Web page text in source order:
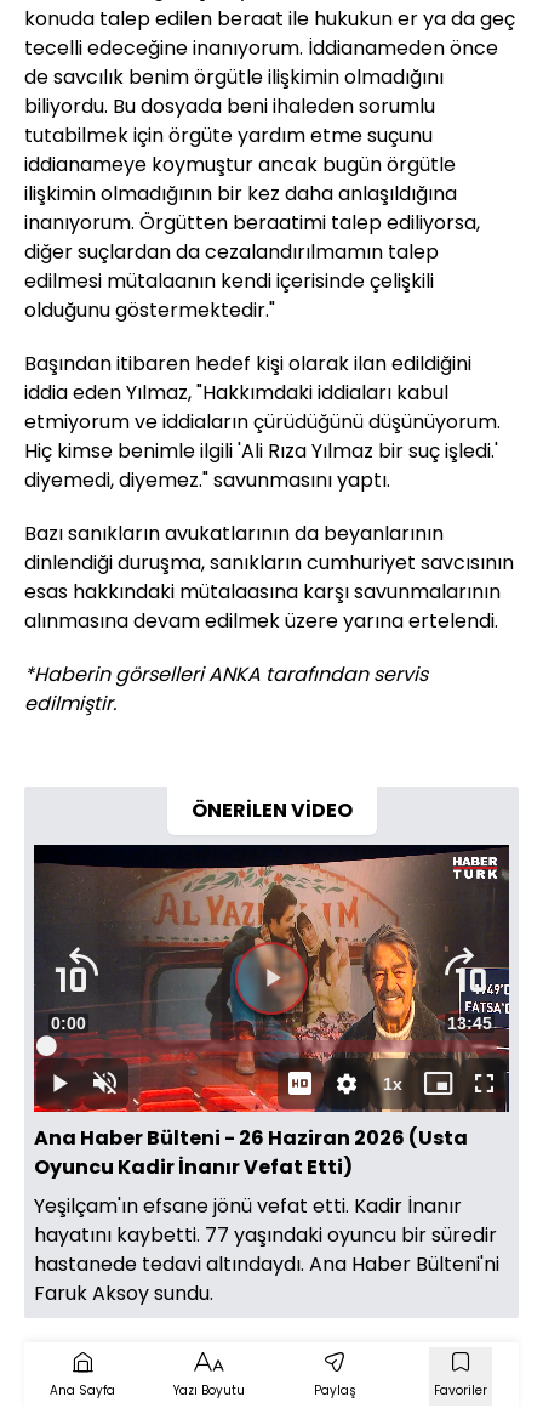
konuda talep edilen beraat ile hukukun er ya da geç
tecelli edeceğine inanıyorum. İddianameden önce
de savcılık benim örgütle ilişkimin olmadığını
biliyordu. Bu dosyada beni ihaleden sorumlu
tutabilmek için örgüte yardım etme suçunu
iddianameye koymuştur ancak bugün örgütle
ilişkimin olmadığının bir kez daha anlaşıldığına
inanıyorum. Örgütten beraatimi talep ediliyorsa,
diğer suçlardan da cezalandırılmamın talep
edilmesi mütalaanın kendi içerisinde çelişkili
olduğunu göstermektedir."
Başından itibaren hedef kişi olarak ilan edildiğini
iddia eden Yılmaz, "Hakkımdaki iddiaları kabul
etmiyorum ve iddiaların çürüdüğünü düşünüyorum.
Hiç kimse benimle ilgili 'Ali Rıza Yılmaz bir suç işledi.'
diyemedi, diyemez." savunmasını yaptı.
Bazı sanıkların avukatlarının da beyanlarının
dinlendiği duruşma, sanıkların cumhuriyet savcısının
esas hakkındaki mütalaasına karşı savunmalarının
alınmasına devam edilmek üzere yarına ertelendi.
*Haberin görselleri ANKA tarafından servis
edilmiştir.
ÖNERİLEN VİDEO
Videoyu
Oynat
OynatSesi
Aç
Süre
0:00 Toplam
Süre
13:45
Yüklendi:
1.20%
1xOynatma
Hızı
Mini
oynatıcı
Tam
Ekran
Ana Haber Bülteni - 26 Haziran 2026 (Usta
Oyuncu Kadir İnanır Vefat Etti)
Yeşilçam'ın efsane jönü vefat etti. Kadir İnanır
hayatını kaybetti. 77 yaşındaki oyuncu bir süredir
hastanede tedavi altındaydı. Ana Haber Bülteni'ni
Faruk Aksoy sundu.
Ana Sayfa Yazı Boyutu Paylaş Favoriler